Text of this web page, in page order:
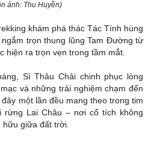
ảnh: Thu Huyền)
khám phá thác Tác Tình hùng
trọn thung lũng Tam Đường từ
hiện ra trọn vẹn trong tầm mắt.
Sì Thâu Chải chinh phục lòng
và những trải nghiệm chạm đến
một lần đều mang theo trong tim
rừng Lai Châu – nơi cổ tích không
hữu giữa đất trời.